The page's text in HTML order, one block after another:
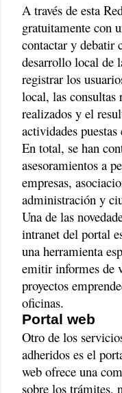
A través de esta
gratuitamente con
contactar y debatir
desarrollo local de
registrar los
local, las consultas
realizados y el
actividades
En total, se han
asesoramientos a
empresas,
administración y
Una de las
intranet del portal
una herramienta
emitir informes de
proyectos
oficinas.
Portal web
Otro de los
adheridos es el
web ofrece una
sobre los trámites,